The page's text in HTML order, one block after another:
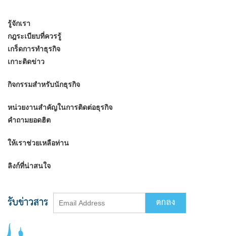
รู้จักเรา
กฎระเบียบที่ควรรู้
เกร็ดการทำธุรกิจ
เกาะติดข่าว
กิจกรรมสำหรับนักธุรกิจ
หน่วยงานสำคัญในการติดต่อธุรกิจ
คำถามยอดฮิต
ให้เราช่วยเหลือท่าน
ลิงก์ที่น่าสนใจ
รับข่าวสาร